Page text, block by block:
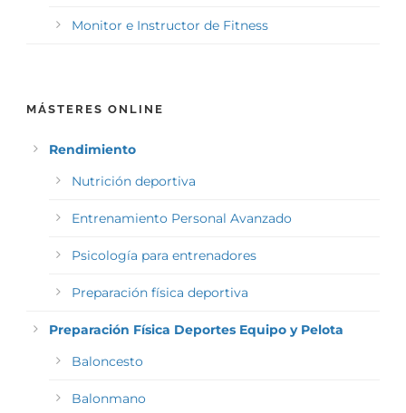
Monitor e Instructor de Fitness
MÁSTERES ONLINE
Rendimiento
Nutrición deportiva
Entrenamiento Personal Avanzado
Psicología para entrenadores
Preparación física deportiva
Preparación Física Deportes Equipo y Pelota
Baloncesto
Balonmano